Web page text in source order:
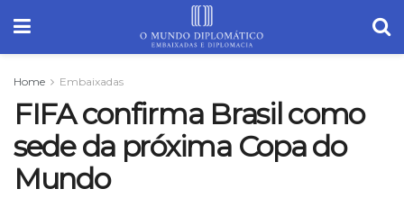
Home Embaixadas
FIFA confirma Brasil como
sede da próxima Copa do
Mundo